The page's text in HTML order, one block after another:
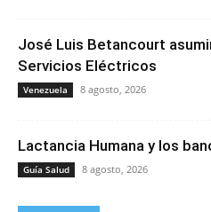
José Luis Betancourt
Servicios Eléctricos
Venezuela 8 agosto, 2026
Lactancia Humana y los
Guía Salud 8 agosto, 2026